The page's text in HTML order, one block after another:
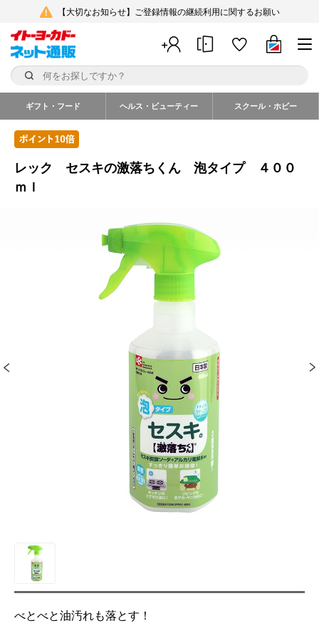
【大切なお知らせ】ご登録情報の継続利用に関するお願い
ギフト・フード ヘルス・ビューティー スクール・ホビー
レック セスキの激落ちくん 泡タイプ ４００
ｍｌ
べとべと油汚れも落とす！